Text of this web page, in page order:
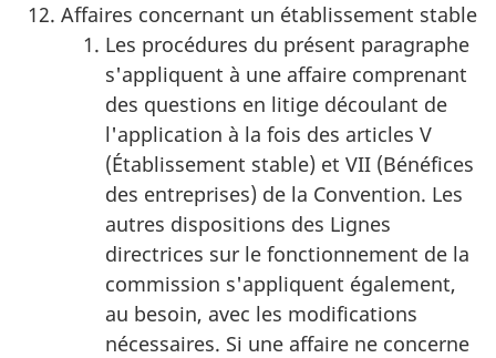
Affaires concernant un établissement stable
Les procédures du présent paragraphe
s'appliquent à une affaire comprenant
des questions en litige découlant de
l'application à la fois des articles V
(Établissement stable) et VII (Bénéfices
des entreprises) de la Convention. Les
autres dispositions des Lignes
directrices sur le fonctionnement de la
commission s'appliquent également,
au besoin, avec les modifications
nécessaires. Si une affaire ne concerne